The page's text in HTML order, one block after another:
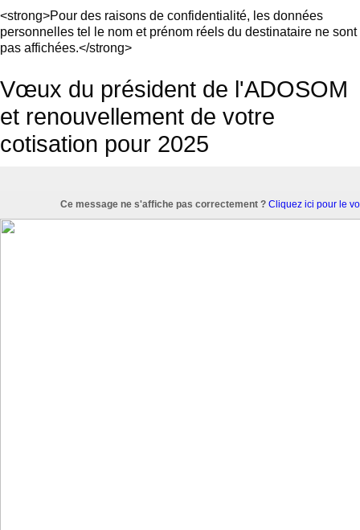
<strong>Pour des raisons de confidentialité, les données
personnelles tel le nom et prénom réels du destinataire ne sont
pas affichées.</strong>
Vœux du président de l'ADOSOM
et renouvellement de votre
cotisation pour 2025